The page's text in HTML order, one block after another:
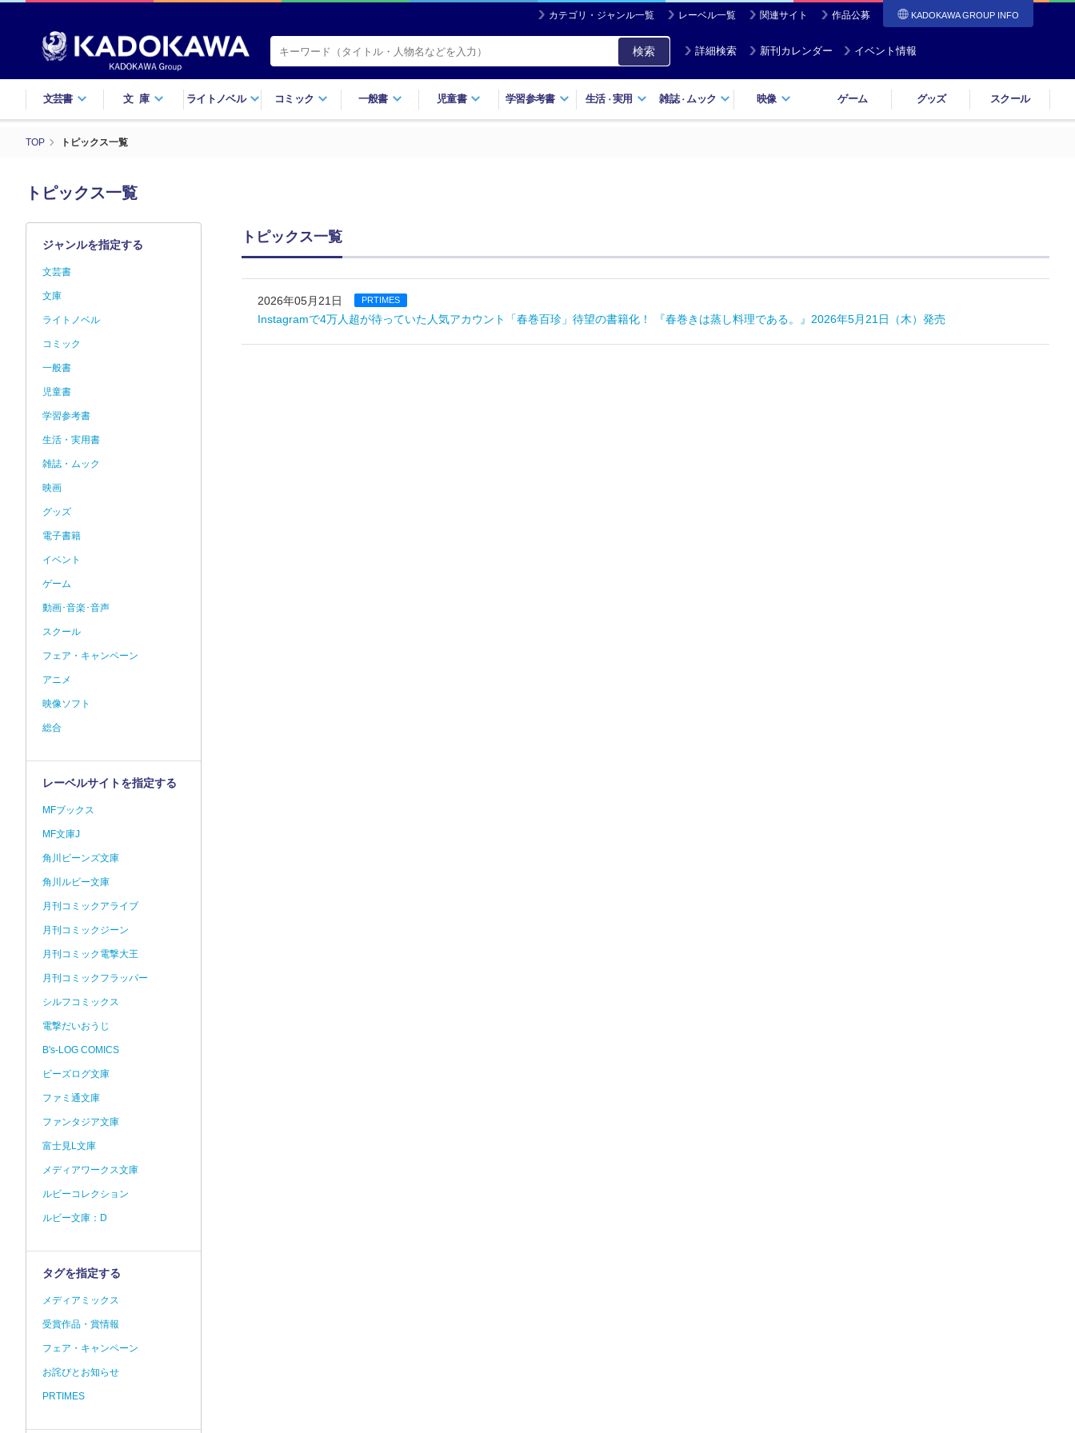
カテゴリ・ジャンル一覧 レーベル一覧 関連サイト 作品公募 KADOKAWA GROUP INFO
検索 詳細検索 新刊カレンダー イベント情報
文芸書 文庫 ライトノベル コミック 一般書 児童書 学習参考書 生活・実用 雑誌・ ムック 映像 ゲーム グッズ スクール
TOP トピックス一覧
トピックス一覧
トピックス一覧
2026年05月21日 PRTIMES
Instagramで4万人超が待っていた人気アカウント「春巻百珍」待望の書籍化！ 『春巻きは蒸し料理である。』2026年5月21日（木）発売
ジャンルを指定する
文芸書
文庫
ライトノベル
コミック
一般書
児童書
学習参考書
生活・実用書
雑誌・ムック
映画
グッズ
電子書籍
イベント
ゲーム
動画･音楽･音声
スクール
フェア・キャンペーン
アニメ
映像ソフト
総合
レーベルサイトを指定する
MFブックス
MF文庫J
角川ビーンズ文庫
角川ルビー文庫
月刊コミックアライブ
月刊コミックジーン
月刊コミック電撃大王
月刊コミックフラッパー
シルフコミックス
電撃だいおうじ
B's-LOG COMICS
ビーズログ文庫
ファミ通文庫
ファンタジア文庫
富士見L文庫
メディアワークス文庫
ルビーコレクション
ルビー文庫：D
タグを指定する
メディアミックス
受賞作品・賞情報
フェア・キャンペーン
お詫びとお知らせ
PRTIMES